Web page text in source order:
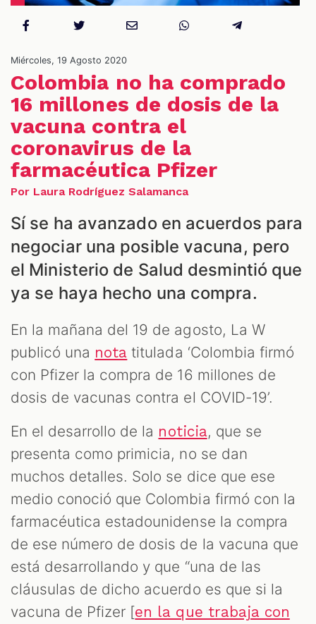
Miércoles, 19 Agosto 2020
Colombia no ha comprado
16 millones de dosis de la
vacuna contra el
coronavirus de la
farmacéutica Pfizer
Por Laura Rodríguez Salamanca
Sí se ha avanzado en acuerdos para
negociar una posible vacuna, pero
el Ministerio de Salud desmintió que
ya se haya hecho una compra.
En la mañana del 19 de agosto, La W
publicó una nota titulada ‘Colombia firmó
con Pfizer la compra de 16 millones de
dosis de vacunas contra el COVID-19’.
En el desarrollo de la noticia, que se
presenta como primicia, no se dan
muchos detalles. Solo se dice que ese
medio conoció que Colombia firmó con la
farmacéutica estadounidense la compra
de ese número de dosis de la vacuna que
está desarrollando y que “una de las
cláusulas de dicho acuerdo es que si la
vacuna de Pfizer [en la que trabaja con